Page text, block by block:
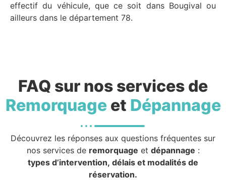
effectif du véhicule, que ce soit dans Bougival ou
ailleurs dans le département 78.
FAQ sur nos services de
Remorquageet Dépannage
Découvrez les réponses aux questions fréquentes sur
nos services de remorquage et dépannage :
types d’intervention, délais et modalités de
réservation.